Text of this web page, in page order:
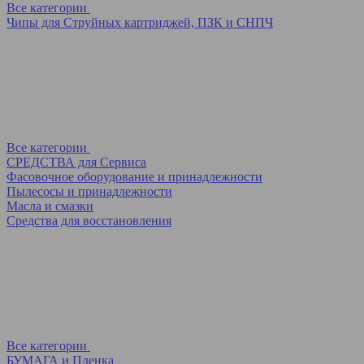
Все категории
Чипы для Струйных картриджей, ПЗК и СНПЧ
Все категории
СРЕДСТВА для Сервиса
Фасовочное оборудование и принадлежности
Пылесосы и принадлежности
Масла и смазки
Средства для восстановления
Все категории
БУМАГА и Пленка